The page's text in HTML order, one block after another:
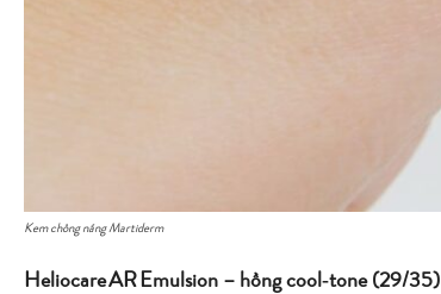
Kem chống nắng Martiderm
Heliocare AR Emulsion – hồng cool‑tone (29/35)